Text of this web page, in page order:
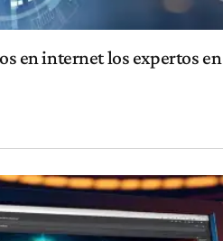
en internet los expertos en